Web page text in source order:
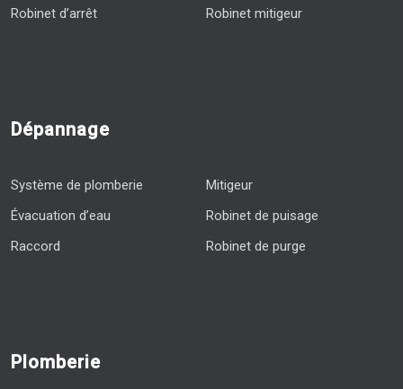
Robinet d’arrêt
Robinet mitigeur
Dépannage
Système de plomberie
Évacuation d’eau
Raccord
Mitigeur
Robinet de puisage
Robinet de purge
Plomberie